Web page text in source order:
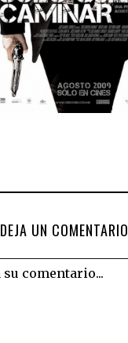
DEJA UN COMENTARIO